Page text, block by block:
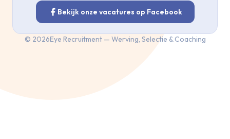
Bekijk onze vacatures op Facebook
© 2026Eye Recruitment — Werving, Selectie & Coaching